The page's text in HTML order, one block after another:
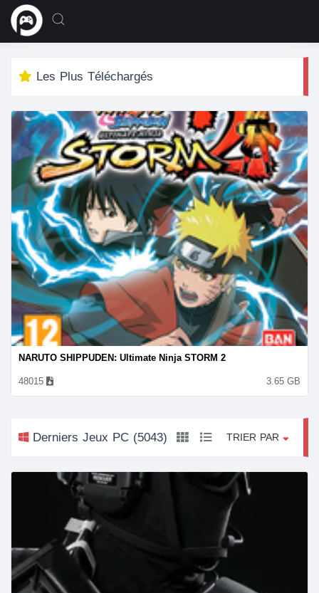
Les Plus Téléchargés
NARUTO SHIPPUDEN: Ultimate Ninja STORM 2
48015
3.65GB
Derniers Jeux PC (5043) TRIER PAR